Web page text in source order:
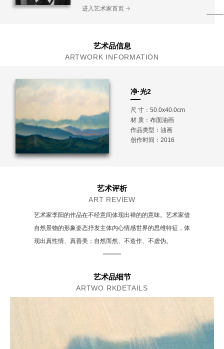
保定市青年美术家协会理事
进入艺术家首页
艺术品信息
ARTWORK INFORMATION
净·光2
尺 寸：50.0x40.0cm
材 质： 布面油画
作品类型：油画
创作时间：2016
艺术评析
ART REVIEW
艺术家李阳的作品在不经意间体现出禅的的意味。艺术家借
自然景物的形象姿态抒发主体内心情感世界的思维特征，体
现出真性情、真善美；自然而然、不造作、不虚伪。
艺术品细节
ARTWO RKDETAILS